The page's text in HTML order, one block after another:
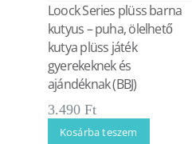
Loock Series plüss barna
kutyus – puha, ölelhető
kutya plüss játék
gyerekeknek és
ajándéknak (BBJ)
3.490 Ft
Kosárba teszem